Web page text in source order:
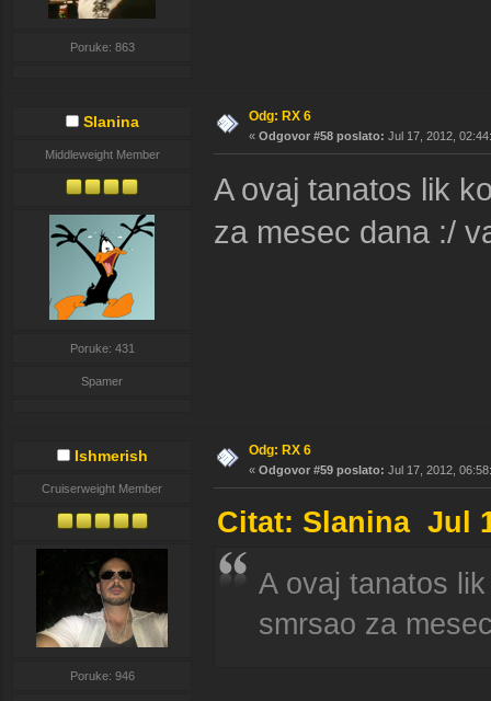
Poruke: 863
Slanina
Middleweight Member
Poruke: 431
Spamer
Odg: RX 6
« Odgovor #58 poslato: Jul 17, 2012,
A ovaj tanatos lik
za mesec dana :/
Ishmerish
Cruiserweight Member
Poruke: 946
Odg: RX 6
« Odgovor #59 poslato: Jul 17, 2012,
Citat: Slanina Jul
A ovaj tanatos
smrsao za